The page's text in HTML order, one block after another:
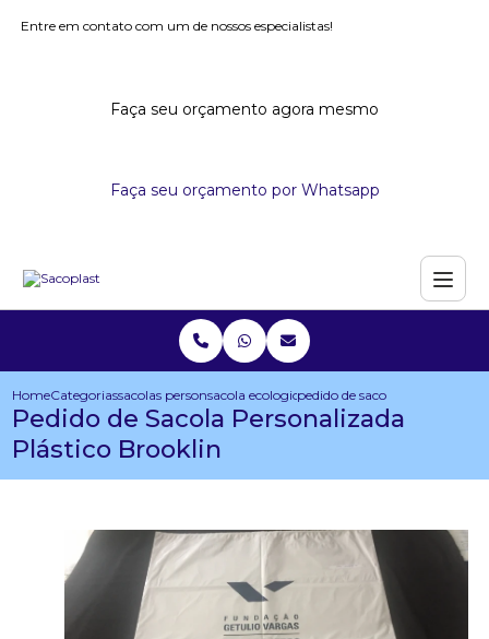
Entre em contato com um de nossos especialistas!
Faça seu orçamento agora mesmo
Faça seu orçamento por Whatsapp
HomeCategoriassacolas personalizadassacola ecologica personalizada
pedido de sacola
Pedido de Sacola Personalizada
Plástico Brooklin